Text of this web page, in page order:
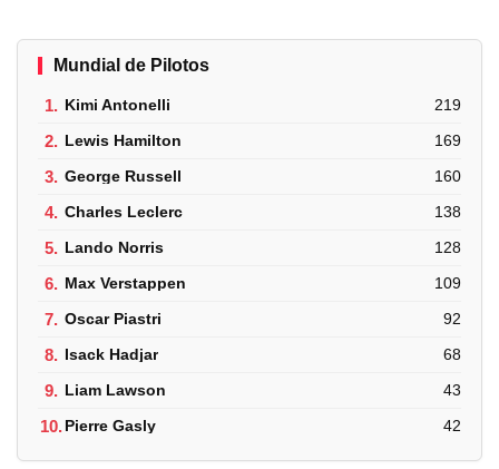
Mundial de Pilotos
1. Kimi Antonelli 219
2. Lewis Hamilton 169
3. George Russell 160
4. Charles Leclerc 138
5. Lando Norris 128
6. Max Verstappen 109
7. Oscar Piastri 92
8. Isack Hadjar 68
9. Liam Lawson 43
10.Pierre Gasly 42